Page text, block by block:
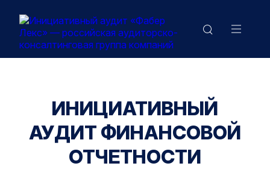
ИНИЦИАТИВНЫЙ
АУДИТ ФИНАНСОВОЙ
ОТЧЕТНОСТИ